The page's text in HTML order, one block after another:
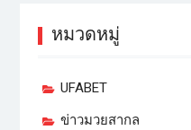
หมวดหมู่
UFABET
ข่าวมวยสากล